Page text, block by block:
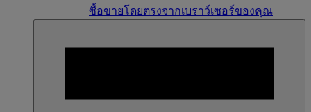
ซื้อขายโดยตรงจากเบราว์เซอร์ของคุณ